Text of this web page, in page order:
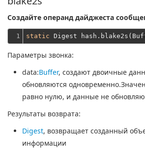
Создайте операнд дайджеста
1 static
Параметры звонка:
data:Buffer, создают двоичные
обновляются
равно нулю, и данные не
Результаты возврата:
Digest, возвращает созданный
информации